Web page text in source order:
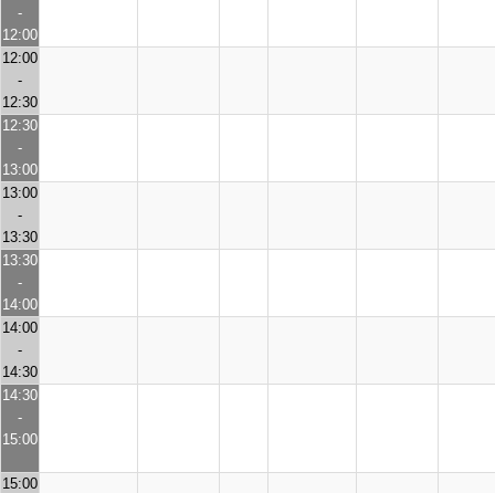
-
12:00
12:00
-
12:30
12:30
-
13:00
13:00
-
13:30
13:30
-
14:00
14:00
-
14:30
14:30
-
15:00
15:00